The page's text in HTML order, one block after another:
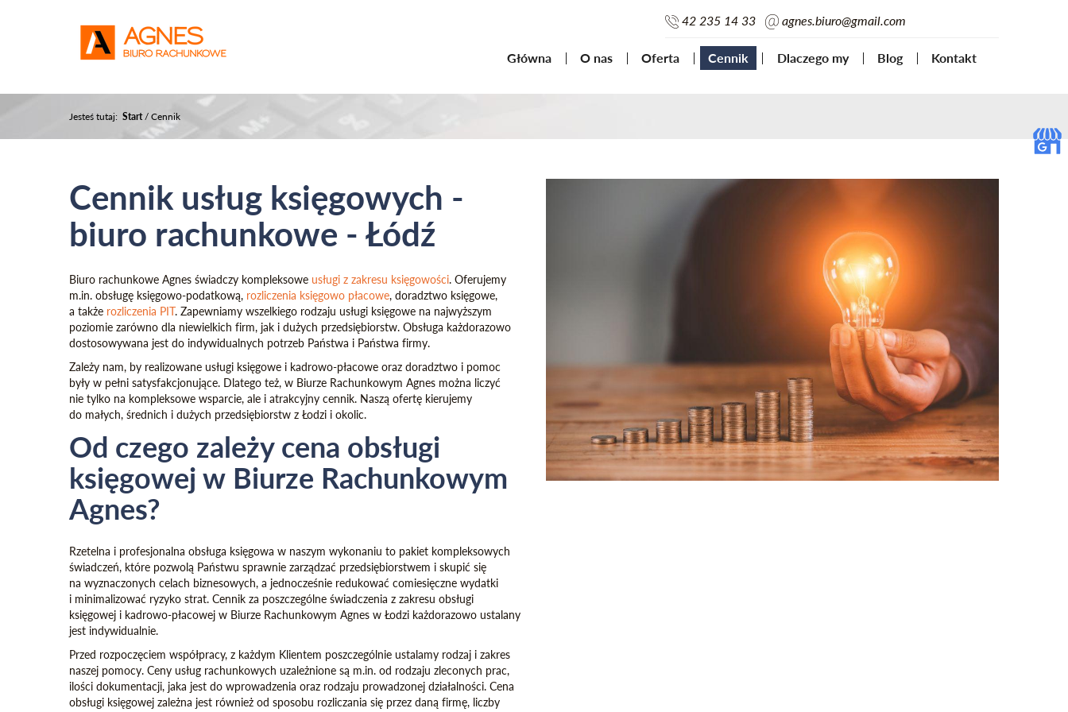
42 235 14 33 agnes.biuro@gmail.com
Główna O nas Oferta Cennik Dlaczego my Blog Kontakt
Jesteś tutaj: Start/Cennik
Cennik usług księgowych -
biuro rachunkowe - Łódź
Biuro rachunkowe Agnes świadczy kompleksowe usługi z zakresu księgowości. Oferujemy
m.in. obsługę księgowo-podatkową, rozliczenia księgowo płacowe, doradztwo księgowe,
a także rozliczenia PIT. Zapewniamy wszelkiego rodzaju usługi księgowe na najwyższym
poziomie zarówno dla niewielkich firm, jak i dużych przedsiębiorstw. Obsługa każdorazowo
dostosowywana jest do indywidualnych potrzeb Państwa i Państwa firmy.
Zależy nam, by realizowane usługi księgowe i kadrowo-płacowe oraz doradztwo i pomoc
były w pełni satysfakcjonujące. Dlatego też, w Biurze Rachunkowym Agnes można liczyć
nie tylko na kompleksowe wsparcie, ale i atrakcyjny cennik. Naszą ofertę kierujemy
do małych, średnich i dużych przedsiębiorstw z Łodzi i okolic.
Od czego zależy cena obsługi
księgowej w Biurze Rachunkowym
Agnes?
Rzetelna i profesjonalna obsługa księgowa w naszym wykonaniu to pakiet kompleksowych
świadczeń, które pozwolą Państwu sprawnie zarządzać przedsiębiorstwem i skupić się
na wyznaczonych celach biznesowych, a jednocześnie redukować comiesięczne wydatki
i minimalizować ryzyko strat. Cennik za poszczególne świadczenia z zakresu obsługi
księgowej i kadrowo-płacowej w Biurze Rachunkowym Agnes w Łodzi każdorazowo ustalany
jest indywidualnie.
Przed rozpoczęciem współpracy, z każdym Klientem poszczególnie ustalamy rodzaj i zakres
naszej pomocy. Ceny usług rachunkowych uzależnione są m.in. od rodzaju zleconych prac,
ilości dokumentacji, jaka jest do wprowadzenia oraz rodzaju prowadzonej działalności. Cena
obsługi księgowej zależna jest również od sposobu rozliczania się przez daną firmę, liczby